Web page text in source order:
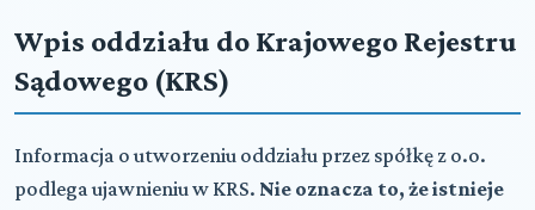
Wpis oddziału do Krajowego Rejestru
Sądowego (KRS)
Informacja o utworzeniu oddziału przez spółkę z o.o.
podlega ujawnieniu w KRS. Nie oznacza to, że istnieje